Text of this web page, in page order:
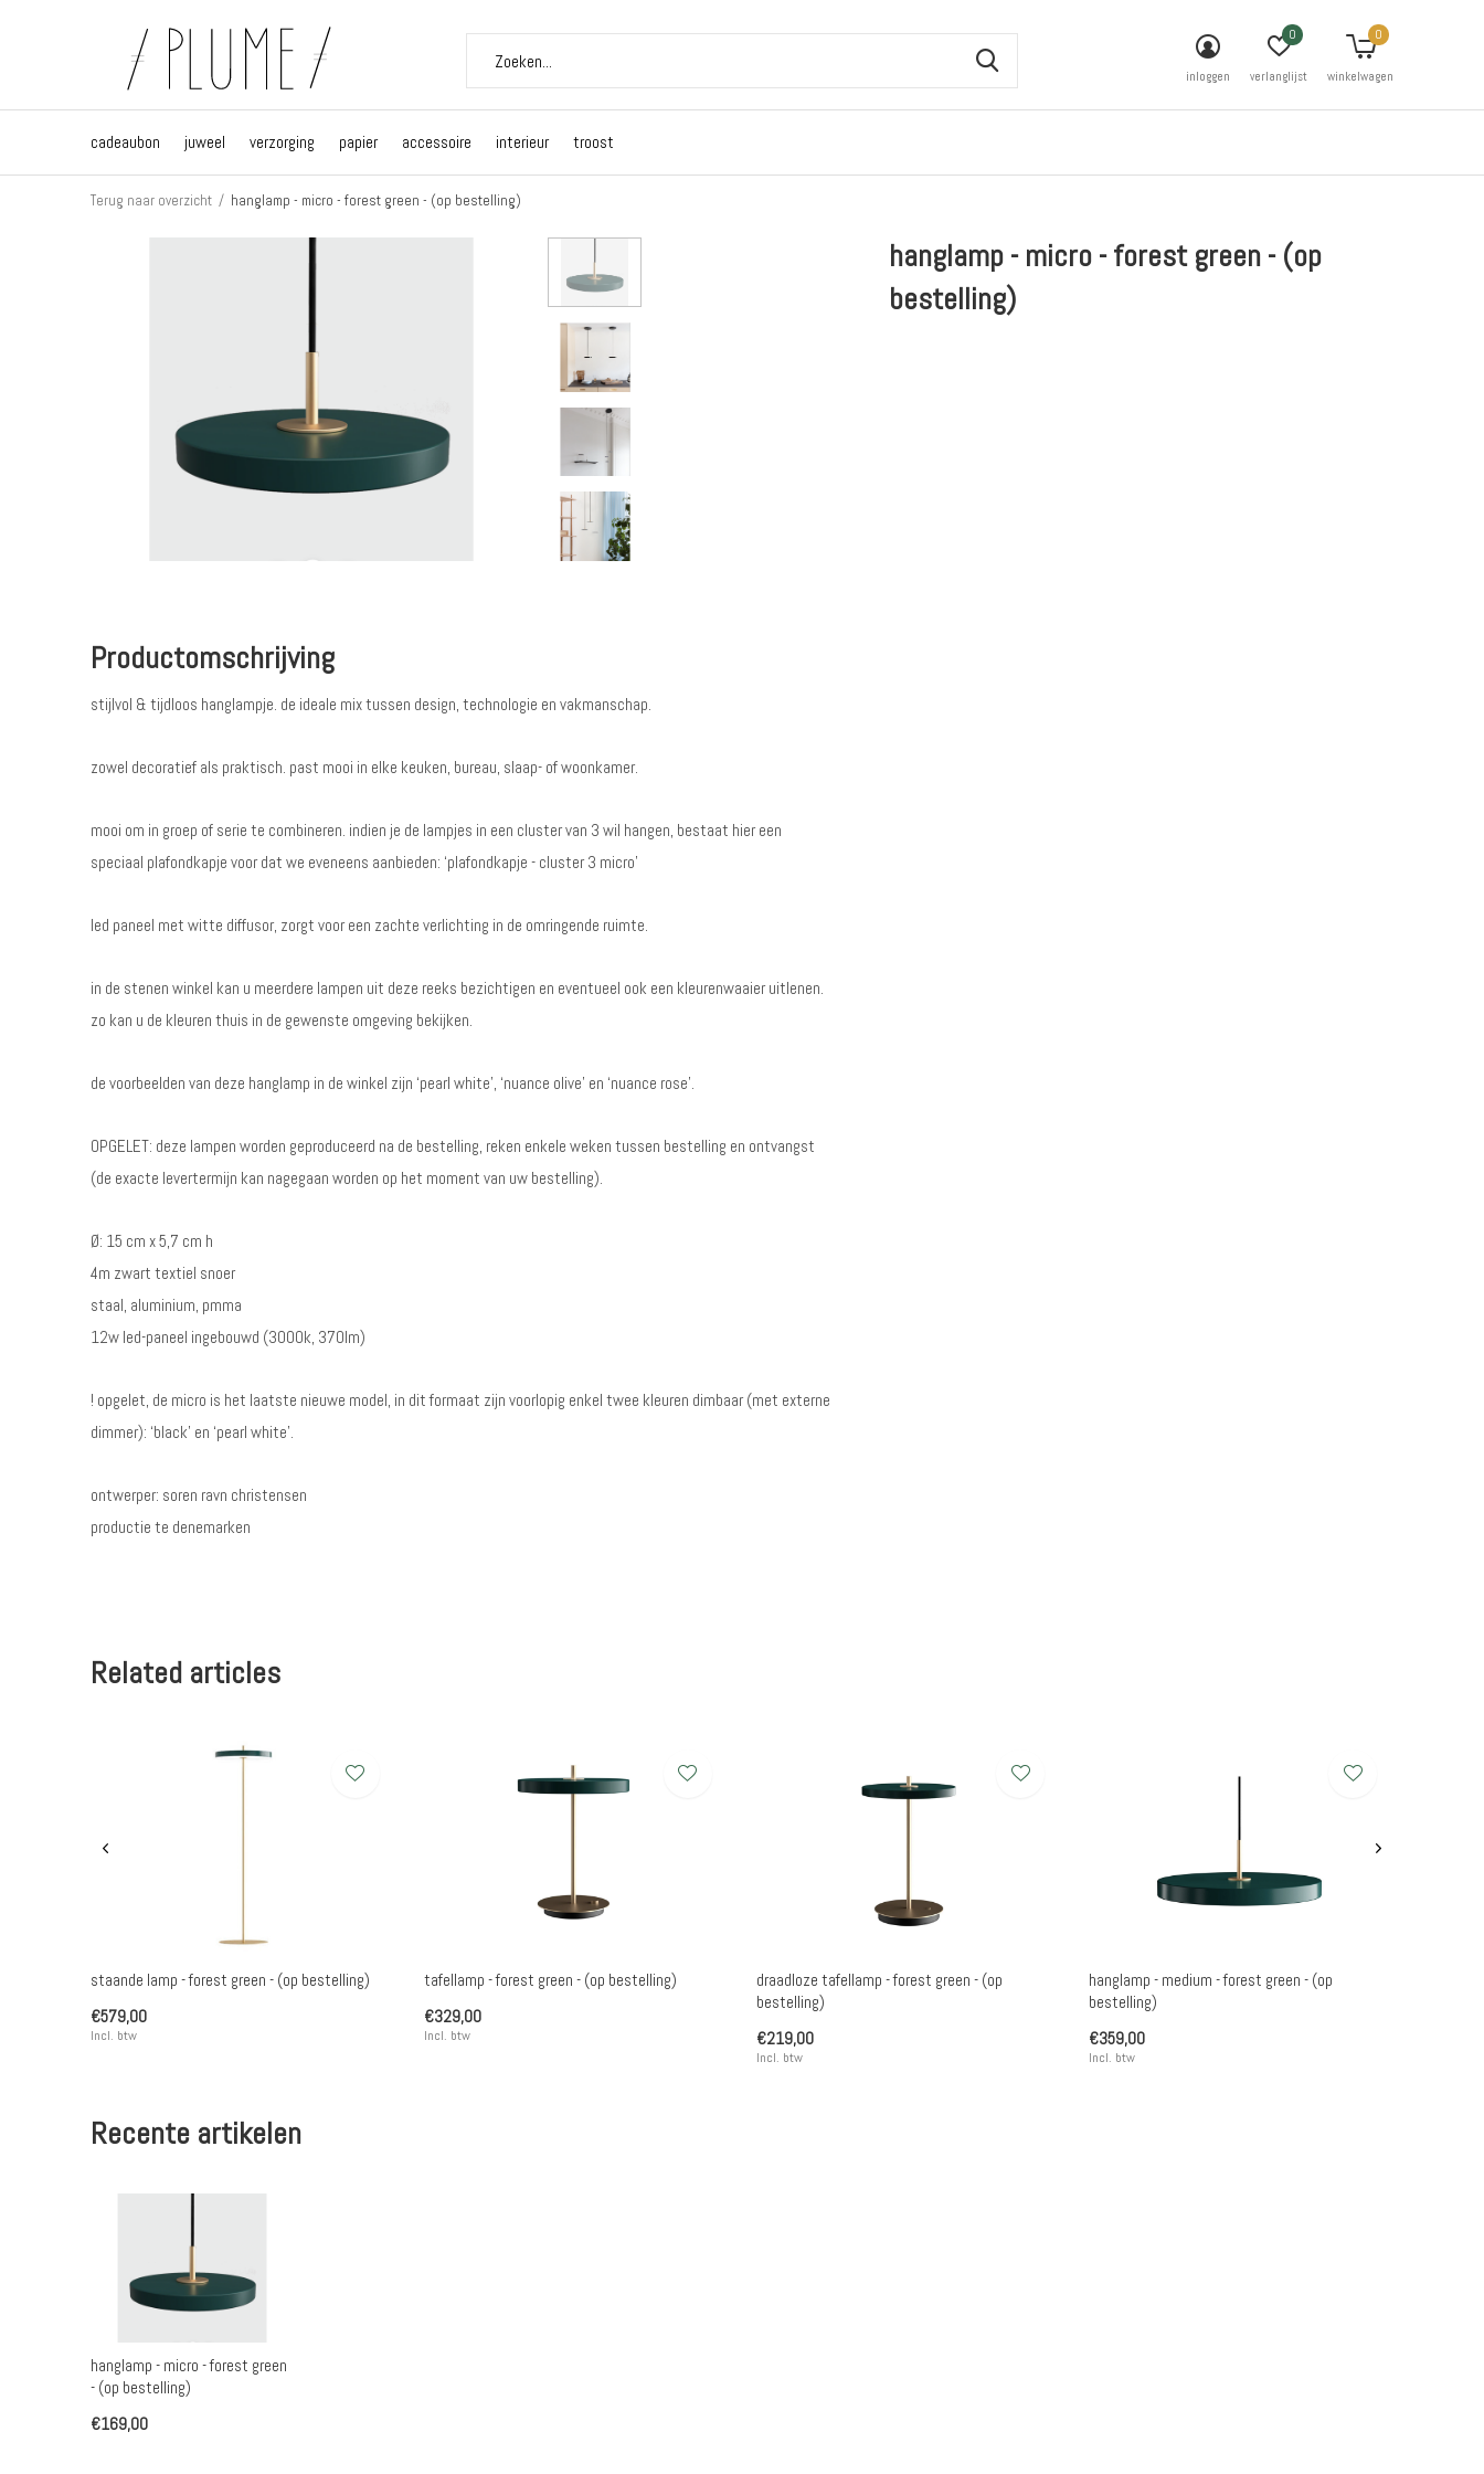
cadeaubon juweel verzorging papier accessoire interieur troost
inloggen verlanglijst
0
winkelwagen
0
Terug naar overzicht hanglamp - micro - forest green - (op bestelling)
hanglamp - micro - forest green - (op
bestelling)
Productomschrijving
stijlvol & tijdloos hanglampje. de ideale mix tussen design, technologie en vakmanschap.
zowel decoratief als praktisch. past mooi in elke keuken, bureau, slaap- of woonkamer.
mooi om in groep of serie te combineren. indien je de lampjes in een cluster van 3 wil hangen, bestaat hier een
speciaal plafondkapje voor dat we eveneens aanbieden: ‘plafondkapje - cluster 3 micro’
led paneel met witte diffusor, zorgt voor een zachte verlichting in de omringende ruimte.
in de stenen winkel kan u meerdere lampen uit deze reeks bezichtigen en eventueel ook een kleurenwaaier uitlenen.
zo kan u de kleuren thuis in de gewenste omgeving bekijken.
de voorbeelden van deze hanglamp in de winkel zijn ‘pearl white’, ‘nuance olive’ en ‘nuance rose’.
OPGELET: deze lampen worden geproduceerd na de bestelling, reken enkele weken tussen bestelling en ontvangst
(de exacte levertermijn kan nagegaan worden op het moment van uw bestelling).
Ø: 15 cm x 5,7 cm h
4m zwart textiel snoer
staal, aluminium, pmma
12w led-paneel ingebouwd (3000k, 370lm)
! opgelet, de micro is het laatste nieuwe model, in dit formaat zijn voorlopig enkel twee kleuren dimbaar (met externe
dimmer): ‘black’ en ‘pearl white’.
ontwerper: soren ravn christensen
productie te denemarken
Related articles
staande lamp - forest green - (op bestelling)
€579,00
Incl. btw
tafellamp - forest green - (op bestelling)
€329,00
Incl. btw
draadloze tafellamp - forest green - (op
bestelling)
€219,00
Incl. btw
hanglamp - medium - forest green - (op
bestelling)
€359,00
Incl. btw
Recente artikelen
hanglamp - micro - forest green
- (op bestelling)
€169,00